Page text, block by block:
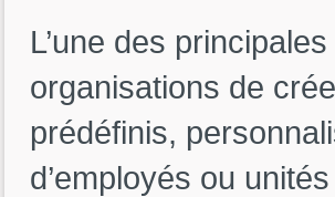
L’une des
organisations de
prédéfinis,
d’employés ou